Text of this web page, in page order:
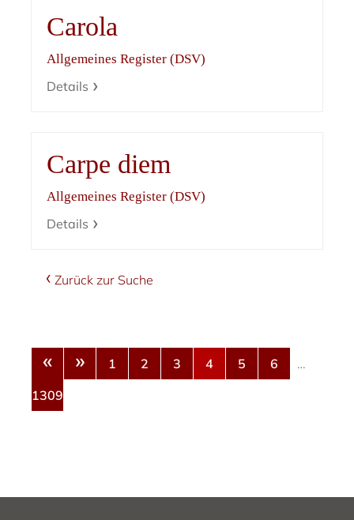
Carola
Allgemeines Register (DSV)
Details
Carpe diem
Allgemeines Register (DSV)
Details
Zurück zur Suche
« » 1 2 3 4 5 6
…
1309